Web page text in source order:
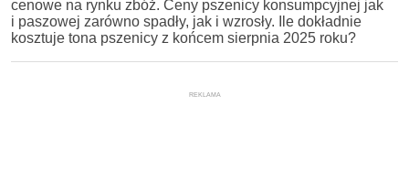
cenowe na rynku zbóż. Ceny pszenicy konsumpcyjnej jak
i paszowej zarówno spadły, jak i wzrosły. Ile dokładnie
kosztuje tona pszenicy z końcem sierpnia 2025 roku?
REKLAMA